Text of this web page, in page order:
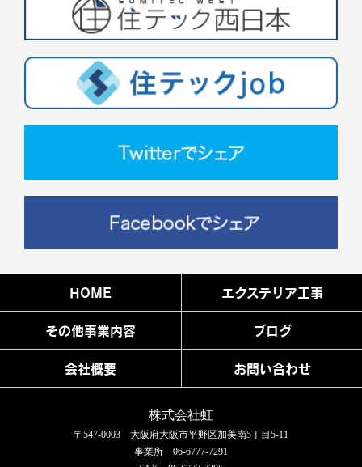
HOME エクステリア工事
その他事業内容 ブログ
会社概要 お問い合わせ
株式会社虹
〒547-0003 大阪府大阪市平野区加美南5丁目5-11
事業所 06-6777-7291